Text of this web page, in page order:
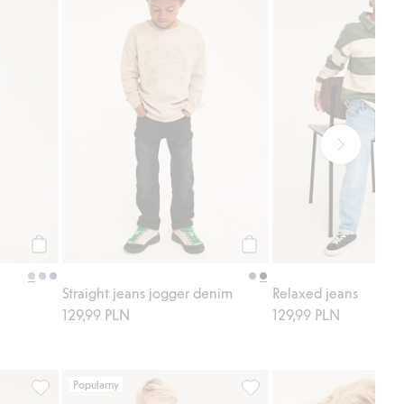
Straight jeans jogger denim
129,99 PLN
Relaxed jeans
129,99 PLN
Popularny